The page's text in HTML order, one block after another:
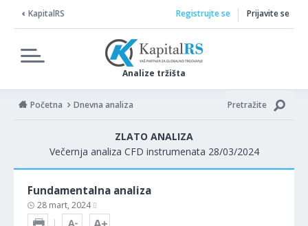
KapitalRS
Analize tržišta
Registrujte se Prijavite se
Početna Dnevna analiza Pretražite
ZLATO ANALIZA
Večernja analiza CFD instrumenata 28/03/2024
Fundamentalna analiza
28 mart, 2024